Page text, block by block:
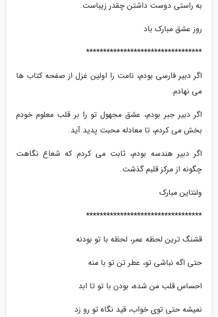
به راستی دوست داشتن چقدر زیباست.
روز عشق مبارک باد
**********************************
اگر دبیر فارسی بودم، نامت را اولین غزل از صفحه کتاب ها
می نهادم.
اگر دبیر جبر بودم، عشق مجهول تو را بر قلب معلوم خودم
بخش می کردم، تا معادله محبت پدید آید.
اگر دبیر هندسه بودم، ثابت می کردم که شعاع نگاهت
چگونه از مرکز قلبم گذشت.
ولنتاین مبارک
**********************************
قشنگ ترین لحظه عمر، لحظه با تو بودنه
حتی اگه نباشی تو، عطر تن تو با منه
احساس قلب من شده، بودن با تو تا ابد
نمیشه حتی توی خواب، قید نگاه تو رو زد